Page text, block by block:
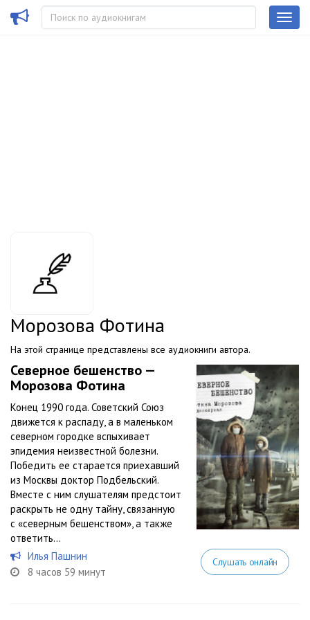
Морозова Фотина
На этой странице представлены все аудиокниги автора.
Северное бешенство —
Морозова Фотина
Конец 1990 года. Советский Союз
движется к распаду, а в маленьком
северном городке вспыхивает
эпидемия неизвестной болезни.
Победить ее старается приехавший
из Москвы доктор Подбельский.
Вместе с ним слушателям предстоит
раскрыть не одну тайну, связанную
с «северным бешенством», а также
ответить...
Илья Пашнин
8 часов 59 минут
Слушать онлайн